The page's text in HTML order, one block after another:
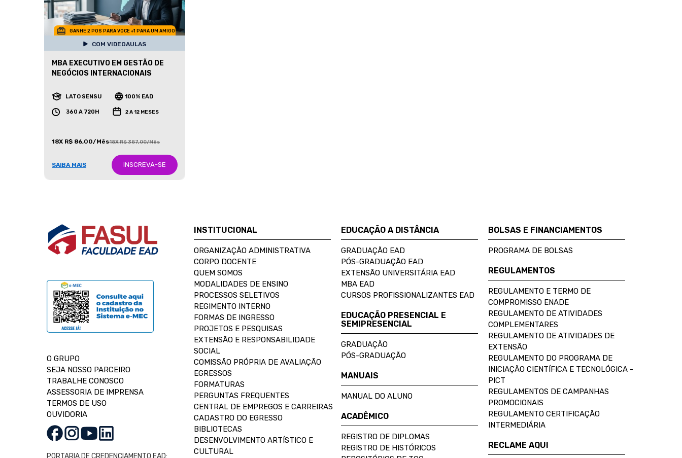
GANHE 2 POS PARA VOCE +1 PARA UM AMIGO
COM VIDEOAULAS
MBA EXECUTIVO EM GESTÃO DE
NEGÓCIOS INTERNACIONAIS
LATO SENSU 100% EAD
360 A 720H 2 A 12 MESES
18X R$ 86,00/Mês18X R$ 387,00/Mês
SAIBA MAIS INSCREVA-SE
O GRUPO
SEJA NOSSO PARCEIRO
TRABALHE CONOSCO
ASSESSORIA DE IMPRENSA
TERMOS DE USO
OUVIDORIA
PORTARIA DE CREDENCIAMENTO EAD:
INSTITUCIONAL
ORGANIZAÇÃO ADMINISTRATIVA
CORPO DOCENTE
QUEM SOMOS
MODALIDADES DE ENSINO
PROCESSOS SELETIVOS
REGIMENTO INTERNO
FORMAS DE INGRESSO
PROJETOS E PESQUISAS
EXTENSÃO E RESPONSABILIDADE
SOCIAL
COMISSÃO PRÓPRIA DE AVALIAÇÃO
EGRESSOS
FORMATURAS
PERGUNTAS FREQUENTES
CENTRAL DE EMPREGOS E CARREIRAS
CADASTRO DO EGRESSO
BIBLIOTECAS
DESENVOLVIMENTO ARTÍSTICO E
CULTURAL
EDUCAÇÃO A DISTÂNCIA
GRADUAÇÃO EAD
PÓS-GRADUAÇÃO EAD
EXTENSÃO UNIVERSITÁRIA EAD
MBA EAD
CURSOS PROFISSIONALIZANTES EAD
EDUCAÇÃO PRESENCIAL E
SEMIPRESENCIAL
GRADUAÇÃO
PÓS-GRADUAÇÃO
MANUAIS
MANUAL DO ALUNO
ACADÊMICO
REGISTRO DE DIPLOMAS
REGISTRO DE HISTÓRICOS
BOLSAS E FINANCIAMENTOS
PROGRAMA DE BOLSAS
REGULAMENTOS
REGULAMENTO E TERMO DE
COMPROMISSO ENADE
REGULAMENTO DE ATIVIDADES
COMPLEMENTARES
REGULAMENTO DE ATIVIDADES DE
EXTENSÃO
REGULAMENTO DO PROGRAMA DE
INICIAÇÃO CIENTÍFICA E TECNOLÓGICA -
PICT
REGULAMENTOS DE CAMPANHAS
PROMOCIONAIS
REGULAMENTO CERTIFICAÇÃO
INTERMEDIÁRIA
RECLAME AQUI